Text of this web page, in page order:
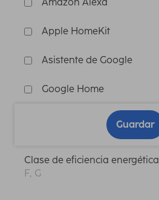
Apple HomeKit
Asistente de Google
Google Home
Guardar
Clase de eficiencia energética
F, G